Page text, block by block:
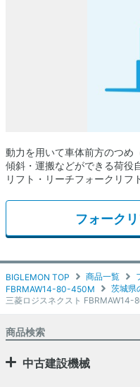
BIGLEMON TOP 商品一覧
FBRMAW14-80-450M
茨城県
三菱ロジスネクスト
動力を用いて車体前方のつめ
傾斜・運搬などができる荷役
リフト・リーチフォークリフ
フォーク
商品検索
中古建設機械